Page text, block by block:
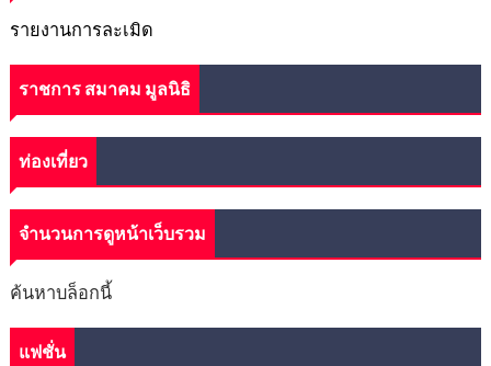
รายงานการละเมิด
ราชการ สมาคม มูลนิธิ
ท่องเที่ยว
จำนวนการดูหน้าเว็บรวม
ค้นหาบล็อกนี้
แฟชั่น